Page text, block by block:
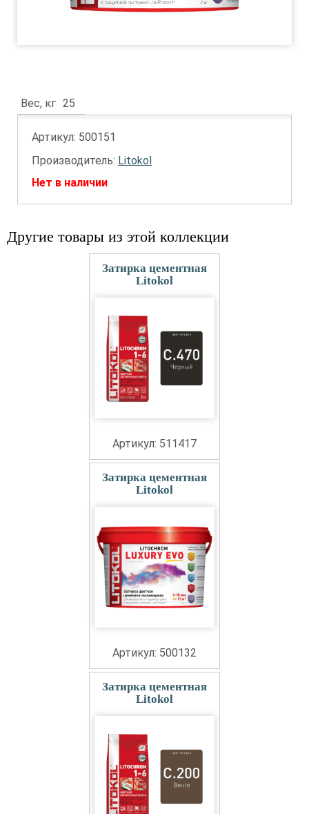
Вес, кг 25
Артикул: 500151
Производитель: Litokol
Нет в наличии
Другие товары из этой коллекции
Затирка цементная
Litokol
Артикул: 511417
Затирка цементная
Litokol
Артикул: 500132
Затирка цементная
Litokol